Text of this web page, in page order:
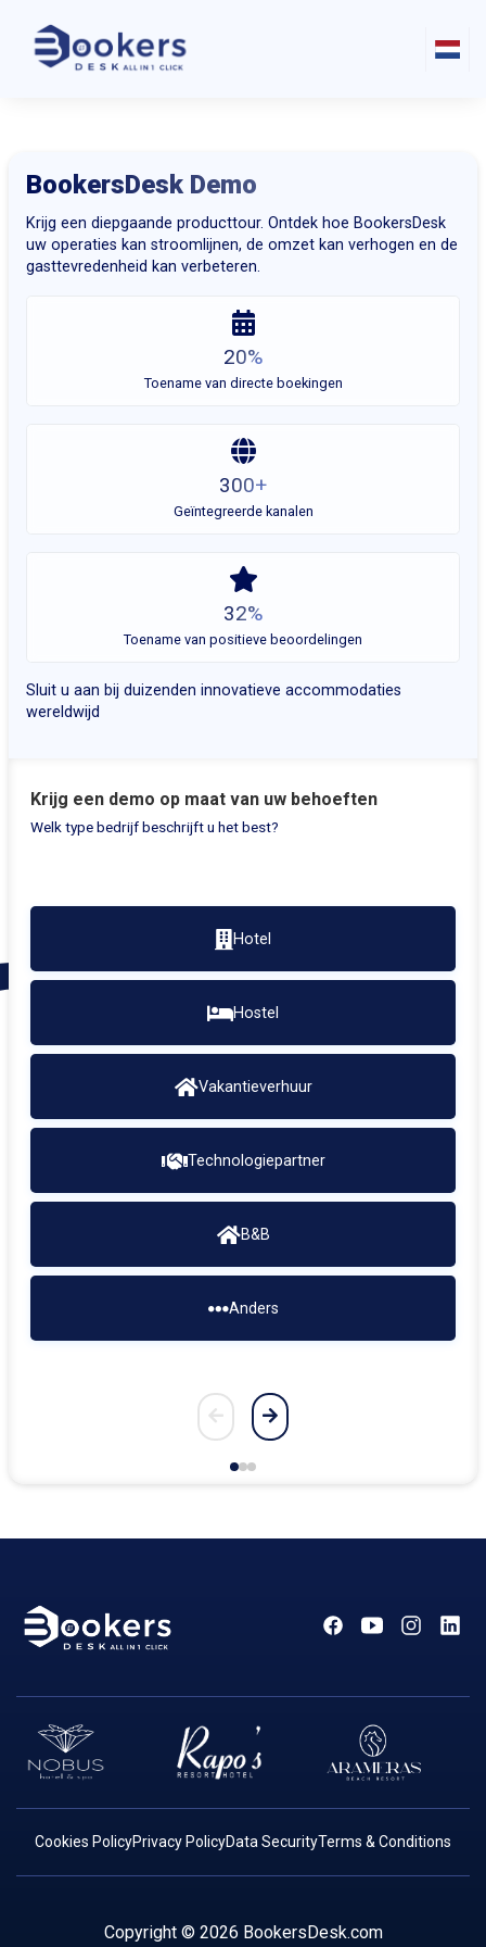
BookersDesk Demo
Krijg een diepgaande producttour. Ontdek hoe BookersDesk
uw operaties kan stroomlijnen, de omzet kan verhogen en de
gasttevredenheid kan verbeteren.
20%
Toename van directe boekingen
300+
Geïntegreerde kanalen
32%
Toename van positieve beoordelingen
Sluit u aan bij duizenden innovatieve accommodaties
wereldwijd
Krijg een demo op maat van uw behoeften
Welk type bedrijf beschrijft u het best?
Hotel
Hostel
Vakantieverhuur
Technologiepartner
B&B
Anders
Cookies PolicyPrivacy PolicyData SecurityTerms & Conditions
Copyright © 2026 BookersDesk.com